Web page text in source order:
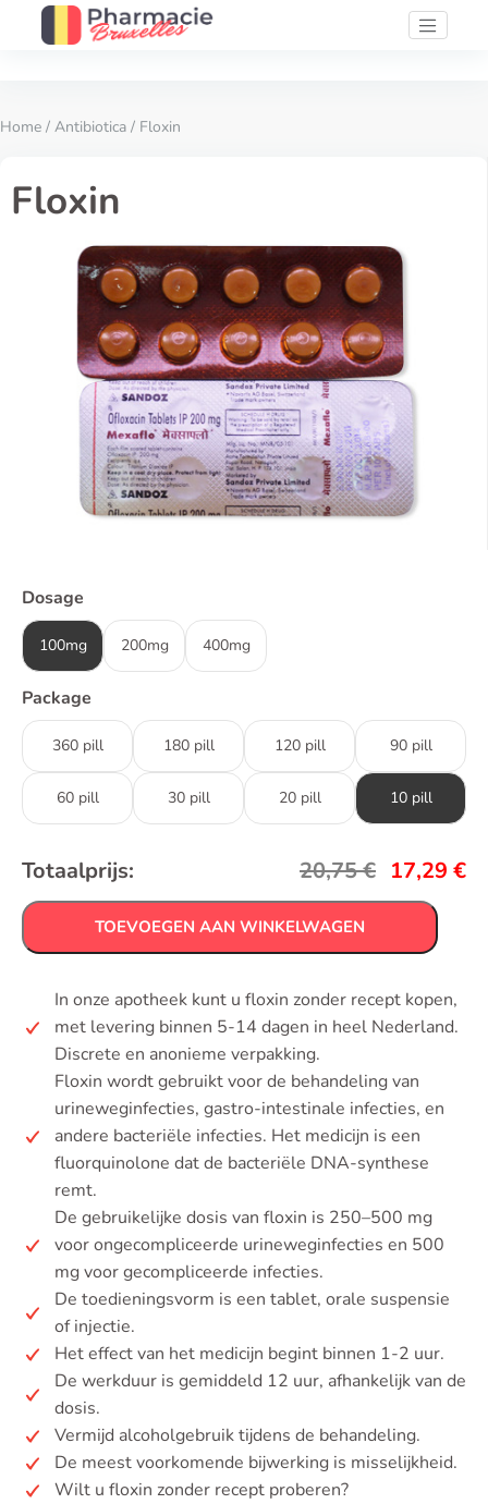
Home / Antibiotica / Floxin
Floxin
Dosage
100mg 200mg 400mg
Package
360 pill 180 pill 120 pill 90 pill
60 pill 30 pill 20 pill 10 pill
Totaalprijs: 20,75€ 17,29 €
TOEVOEGEN AAN WINKELWAGEN
In onze apotheek kunt u floxin zonder recept kopen,
met levering binnen 5-14 dagen in heel Nederland.
Discrete en anonieme verpakking.
Floxin wordt gebruikt voor de behandeling van
urineweginfecties, gastro-intestinale infecties, en
andere bacteriële infecties. Het medicijn is een
fluorquinolone dat de bacteriële DNA-synthese
remt.
De gebruikelijke dosis van floxin is 250–500 mg
voor ongecompliceerde urineweginfecties en 500
mg voor gecompliceerde infecties.
De toedieningsvorm is een tablet, orale suspensie
of injectie.
Het effect van het medicijn begint binnen 1-2 uur.
De werkduur is gemiddeld 12 uur, afhankelijk van de
dosis.
Vermijd alcoholgebruik tijdens de behandeling.
De meest voorkomende bijwerking is misselijkheid.
Wilt u floxin zonder recept proberen?